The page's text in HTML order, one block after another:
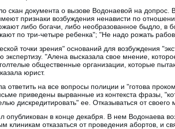
скан документа о вызове Водонаевой на допрос.
признаки возбуждения ненависти по
либо богачи, либо необразованное быдло, в
по три-четыре ребенка"; "Не надо рожать рабов
точки зрения" оснований для возбуждения
экспертизу. "Алена высказала свое мнение,
общественные организации, которые
юрист.
на все вопросы полиции и "готова
приведены вырванные из контекста фразы,
дискредитировать" ее. Отказываться от
опубликован в конце декабря. В нем Водонаева
клиникам отказаться от проведения абортов, и